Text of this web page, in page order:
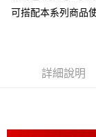
３．安心：先確認商
２．訂單成立數日內
３．收到繳費通知
後付繳納相關費用。
全家取貨付款
每筆NT$60，滿
可搭配本系列商品
詳細說明